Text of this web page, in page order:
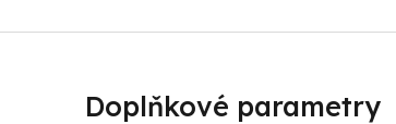
Doplňkové parametry